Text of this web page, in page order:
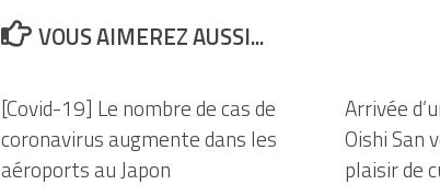
VOUS AIMEREZ AUSSI...
[Covid-19] Le nombre de cas de
coronavirus augmente dans les
aéroports au Japon
Arrivée
Oishi San
plaisir de